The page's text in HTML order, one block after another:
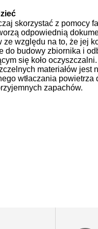
skorzystać z pomocy
odpowiednią
ze względu na to, że jej
do budowy zbiornika i
się koło
materiałów
wtłaczania
zapachów.